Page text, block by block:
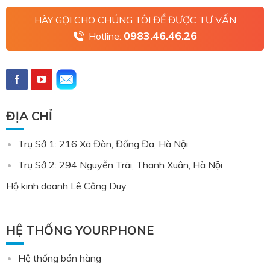
HÃY GỌI CHO CHÚNG TÔI ĐỂ ĐƯỢC TƯ VẤN
Hotline: 0983.46.46.26
ĐỊA CHỈ
Trụ Sở 1: 216 Xã Đàn, Đống Đa, Hà Nội
Trụ Sở 2: 294 Nguyễn Trãi, Thanh Xuân, Hà Nội
Hộ kinh doanh Lê Công Duy
HỆ THỐNG YOURPHONE
Hệ thống bán hàng